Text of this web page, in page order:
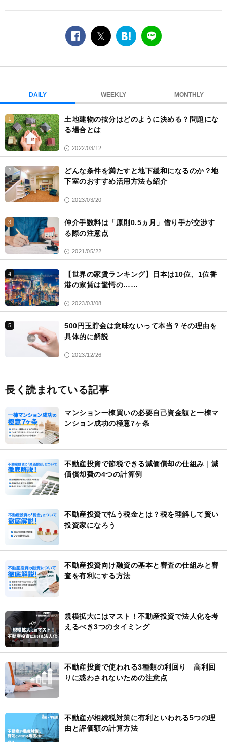
facebook
twitterは
ク
マ
ク
LINE
DAILY WEEKLY MONTHLY
1
土地建物の按分はどのように決める？問題にな
る場合とは
2022/03/12
2
どんな条件を満たすと地下緩和になるのか？地
下室のおすすめ活用方法も紹介
2023/03/20
3
仲介手数料は「原則0.5ヵ月」借り手が交渉す
る際の注意点
2021/05/22
4
【世界の家賃ランキング】日本は10位、1位香
港の家賃は驚愕の……
2023/03/08
5
500円玉貯金は意味ないって本当？その理由を
具体的に解説
2023/12/26
長く読まれている記事
マンション一棟買いの必要自己資金額と一棟マ
ンション成功の極意7ヶ条
不動産投資で節税できる減価償却の仕組み｜減
価償却費の4つの計算例
不動産投資で払う税金とは？税を理解して賢い
投資家になろう
不動産投資向け融資の基本と審査の仕組みと審
査を有利にする方法
規模拡大にはマスト！不動産投資で法人化を考
えるべき3つのタイミング
不動産投資で使われる3種類の利回り 高利回
りに惑わされないための注意点
不動産が相続税対策に有利といわれる5つの理
由と評価額の計算方法